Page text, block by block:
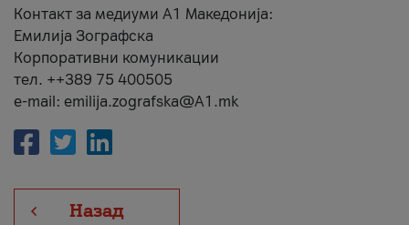
Контакт за медиуми А1 Македонија:
Емилија Зографска
Корпоративни комуникации
тел. ++389 75 400505
e-mail: emilija.zografska@A1.mk
Назад